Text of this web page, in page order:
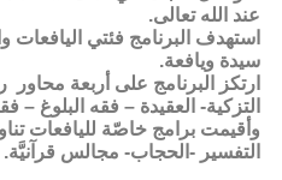
عند الله تعالى.
سيدة ويافعة.
ارتكز البرنامج على أربعة محاور
التزكية- العقيدة – فقه البلوغ –
وأقيمت برامج خاصّة لليافعات
التفسير -الحجاب- مجالس قرآنيَّة.